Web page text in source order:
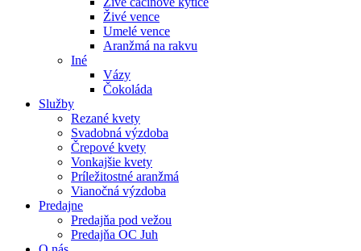
Živé vence
Umelé vence
Aranžmá na rakvu
Iné
Vázy
Čokoláda
Služby
Rezané kvety
Svadobná výzdoba
Črepové kvety
Vonkajšie kvety
Príležitostné aranžmá
Vianočná výzdoba
Predajne
Predajňa pod vežou
Predajňa OC Juh